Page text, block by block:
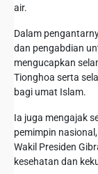
air.
Dalam
dan pengabdian
mengucapkan
Tionghoa serta
bagi umat Islam.
Ia juga mengajak
pemimpin
Wakil Presiden
kesehatan dan